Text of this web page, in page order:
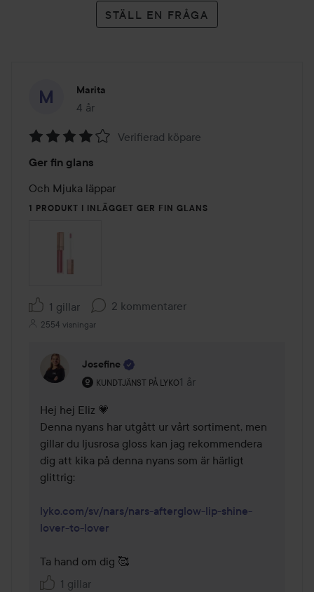
STÄLL EN FRÅGA
Marita
4 år
Inlägget skapades 4 år
4
av
5
Verifierad köpare
Ger fin glans
Och Mjuka läppar
1 PRODUKT I INLÄGGET GER FIN GLANS
1 gillar 2 kommentarer
2554 visningar
Josefine
KUNDTJÄNST PÅ LYKO
Användarens roll: Kundtjänst på Lyko.
1 år
Kommentaren lades 1 år
Hej hej Eliz 💗
Denna nyans har utgått ur vårt sortiment, men
gillar du ljusrosa gloss kan jag rekommendera
dig att kika på denna nyans som är härligt
glittrig:
lyko.com/sv/nars/nars-afterglow-lip-shine-
lover-to-lover
Ta hand om dig 🥰
1 gillar